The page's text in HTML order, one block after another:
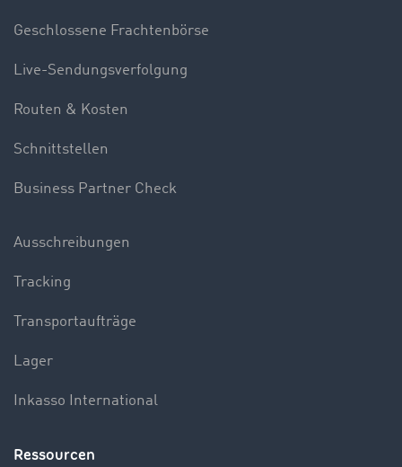
Geschlossene Frachtenbörse
Live-Sendungsverfolgung
Routen & Kosten
Schnittstellen
Business Partner Check
Ausschreibungen
Tracking
Transportaufträge
Lager
Inkasso International
Ressourcen